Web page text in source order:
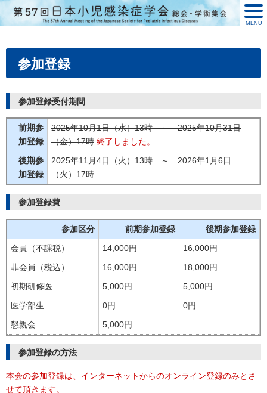
MENU
参加登録
参加登録受付期間
前期参
加登録
2025年10月1日（水）13時 ～ 2025年10月31日
（金）17時 終了しました。
後期参
加登録
2025年11月4日（火）13時 ～ 2026年1月6日
（火）17時
参加登録費
参加区分 前期参加登録
後期参加登録
会員（不課税）
14,000円
16,000円
非会員（税込）
16,000円
18,000円
初期研修医
5,000円
5,000円
医学部生
0円
0円
懇親会
5,000円
参加登録の方法
本会の参加登録は、インターネットからのオンライン登録のみとさ
せて頂きます。